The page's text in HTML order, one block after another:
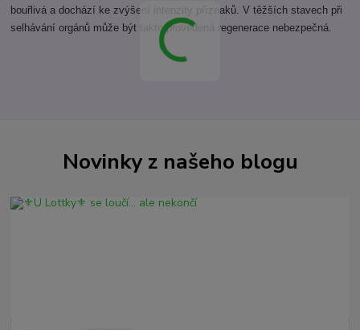
bouřlivá a dochází ke zvýšení intenzity příznaků. V těžších stavech při
selhávání orgánů může být takto provedená regenerace nebezpečná.
Novinky z našeho blogu